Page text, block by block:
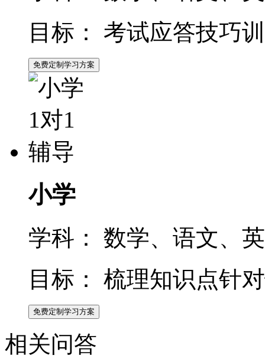
目标：
考试应答技巧
免费定制学习方案
小学
学科：
数学、语文、
目标：
梳理知识点针
免费定制学习方案
相关问答